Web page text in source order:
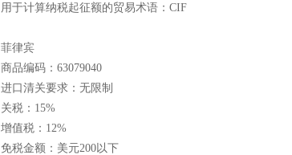
用于计算纳税起征额的贸易术语： CIF
菲律宾
商品编码： 63079040
进口清关要求：无限制
关税： 15%
增值税： 12%
免税金额：美元200以下